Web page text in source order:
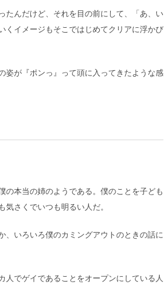
たんだけど、それを目の前にして、「あ、い
くイメージもそこではじめてクリアに浮かび
姿が『ポンっ』って頭に入ってきたような感
の本当の姉のようである。僕のことを子ども
さくでいつも明るい人だ。
、いろいろ僕のカミングアウトのときの話に
人でゲイであることをオープンにしている人